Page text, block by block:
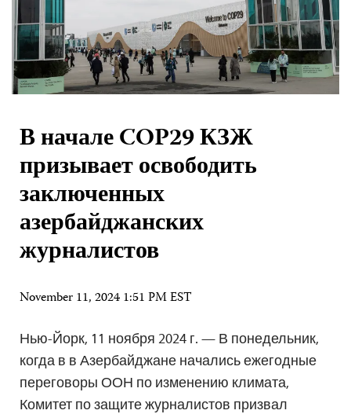
В начале COP29 КЗЖ
призывает освободить
заключенных
азербайджанских
журналистов
November 11, 2024 1:51 PM EST
Нью-Йорк, 11 ноября 2024 г. — В понедельник,
когда в в Азербайджане начались ежегодные
переговоры ООН по изменению климата,
Комитет по защите журналистов призвал